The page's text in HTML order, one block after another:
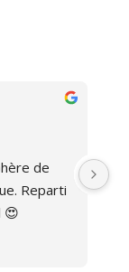
de
Reparti
😍